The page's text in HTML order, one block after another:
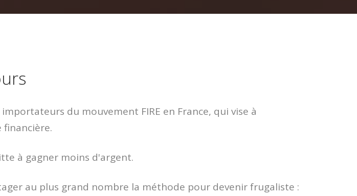
importateurs du mouvement FIRE en France, qui vise à
à gagner moins d'argent.
au plus grand nombre la méthode pour devenir frugaliste :